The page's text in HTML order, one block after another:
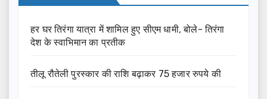
हर घर तिरंगा यात्रा में शामिल हुए सीएम धामी, बोले- तिरंगा
देश के स्वाभिमान का प्रतीक
तीलू रौतेली पुरस्कार की राशि बढ़ाकर 75 हजार रुपये की